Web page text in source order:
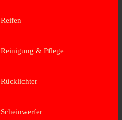
Reifen
Reinigung & Pflege
Rücklichter
Scheinwerfer